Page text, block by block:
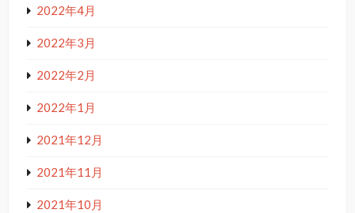
2022年4月
2022年3月
2022年2月
2022年1月
2021年12月
2021年11月
2021年10月